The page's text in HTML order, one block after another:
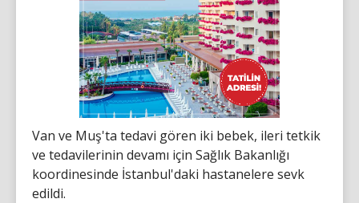
Van ve Muş'ta tedavi gören iki bebek, ileri tetkik
ve tedavilerinin devamı için Sağlık Bakanlığı
koordinesinde İstanbul'daki hastanelere sevk
edildi.